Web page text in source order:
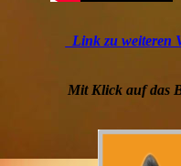
Link zu weiteren
Mit Klick auf das